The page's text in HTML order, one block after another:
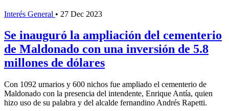
Interés General • 27 Dec 2023
Se inauguró la ampliación del cementerio
de Maldonado con una inversión de 5.8
millones de dólares
Con 1092 urnarios y 600 nichos fue ampliado el cementerio de
Maldonado con la presencia del intendente, Enrique Antía, quien
hizo uso de su palabra y del alcalde fernandino Andrés Rapetti.